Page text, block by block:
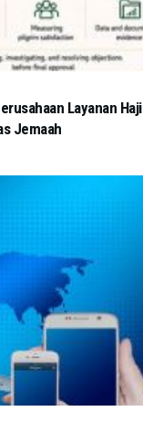
Layanan Haji
Jemaah